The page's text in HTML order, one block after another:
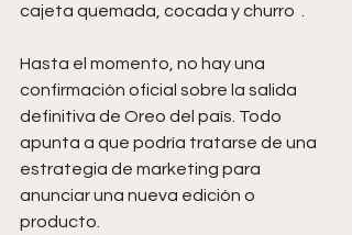
cajeta quemada, cocada y churro  .
Hasta el momento, no hay una
confirmación oficial sobre la salida
definitiva de Oreo del país. Todo
apunta a que podría tratarse de una
estrategia de marketing para
anunciar una nueva edición o
producto.